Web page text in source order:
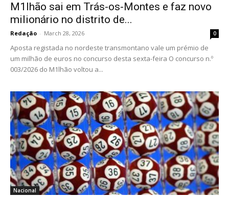
M1lhão sai em Trás-os-Montes e faz novo
milionário no distrito de...
Redação - March 28, 2026 0
Aposta registada no nordeste transmontano vale um prémio de
um milhão de euros no concurso desta sexta-feira O concurso n.º
003/2026 do M1lhão voltou a...
Nacional